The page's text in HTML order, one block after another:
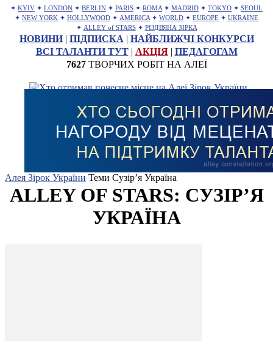
✦ KYIV ✦ LONDON ✦ BERLIN ✦ PARIS ✦ ROMA ✦ MADRID ✦ TOKYO ✦ SEOUL
✦ NEW YORK ✦ HOLLYWOOD ✦ AMERICA ✦ WORLD ✦ EUROPE ✦ UKRAINE
✦ ALLEY of STARS ✦ РІЗДВЯНА ЗІРКА
НОВИНИ| ПІДПИСКА | НАЙБЛИЖЧІ КОНКУРСИ
ВСІ ТАЛАНТИ ТУТ| АКЦІЯ| ПЕДАГОГАМ
7627ТВОРЧИХ РОБІТ НА АЛЕЇ
Алея Зірок України Теми Сузір’я Україна
ALLEY OF STARS: СУЗІР’Я
УКРАЇНА